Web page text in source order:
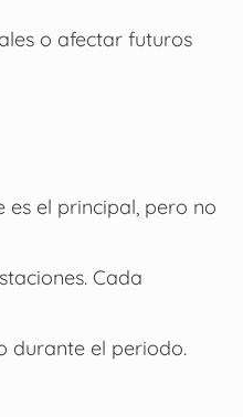
o afectar futuros
es el principal, pero no
Cada
durante el periodo.